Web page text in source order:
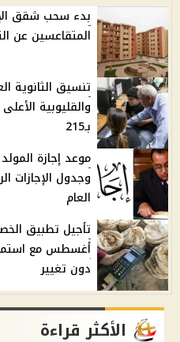
بدء سحب شقق
المتقاعسين عن
بـ215
وجدول الإجازات
العام
تأجيل تطبيق
أغسطس مع
دون تغيير
الأكثر قراءة